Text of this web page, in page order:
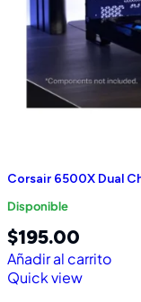
Corsair 6500X Dual
Disponible
$195.00
Añadir al carrito
Quick view